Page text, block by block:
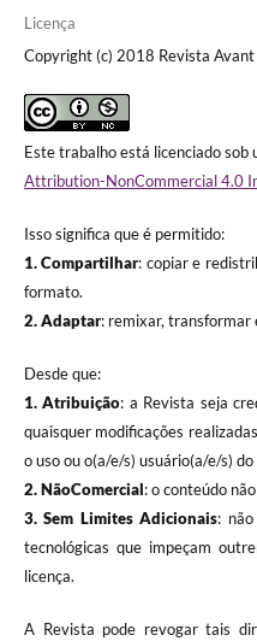
Licença
Copyright (c) 2018 Revista Avant
Este trabalho está licenciado sob
Attribution-NonCommercial 4.0
Isso significa que é permitido:
1. Compartilhar: copiar e
formato.
2. Adaptar: remixar, transformar
Desde que:
1. Atribuição: a Revista seja
quaisquer modificações
o uso ou o(a/e/s) usuário(a/e/s)
2. NãoComercial: o conteúdo
3.Sem Limites Adicionais:
tecnológicas que impeçam
licença.
A Revista pode revogar tais